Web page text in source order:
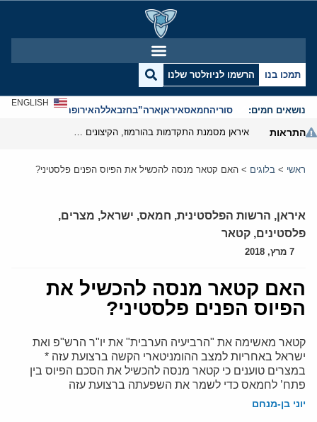
תמכו בנו הרשמו לניוזלטר שלנו
נושאים חמים: סוריהחמאסאיראןארה”בחזבאללהאירופהאנטישמיות
ENGLISH
התראות
ראשי > בלוגים > האם קטאר מנסה להכשיל את הפיוס הפנים פלסטיני?
איראן, הרשות הפלסטינית, חמאס, ישראל, מצרים,
פלסטינים, קטאר
7 מרץ, 2018
האם קטאר מנסה להכשיל את
הפיוס הפנים פלסטיני?
קטאר מאשימה את "הרביעיה הערבית" את יו"ר הרש"פ ואת
ישראל באחריות למצב ההומניטארי הקשה ברצועת עזה *
במצרים טוענים כי קטאר מנסה להכשיל את הסכם הפיוס בין
פתח’ לחמאס כדי לשמר את השפעתה ברצועת עזה
יוני בן-מנחם